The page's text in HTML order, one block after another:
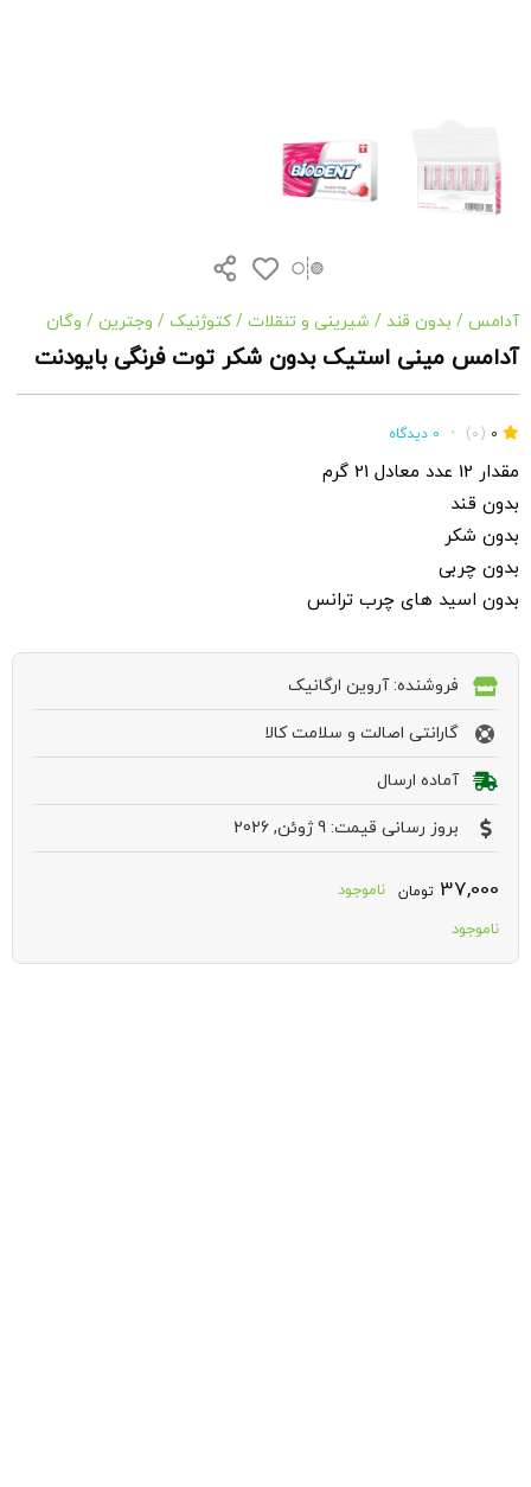
آدامس / بدون قند / شیرینی و تنقلات /کتوژنیک / وجترین / وگان
آدامس مینی استیک بدون شکر توت فرنگی بایودنت
0
(0)
• 0 دیدگاه
مقدار 12 عدد معادل 21 گرم
بدون قند
بدون شکر
بدون چربی
بدون اسید های چرب ترانس
فروشنده: آروین ارگانیک
گارانتی اصالت و سلامت کالا
آماده ارسال
بروز رسانی قیمت: 9 ژوئن, 2026
37,000 تومان
ناموجود
ناموجود